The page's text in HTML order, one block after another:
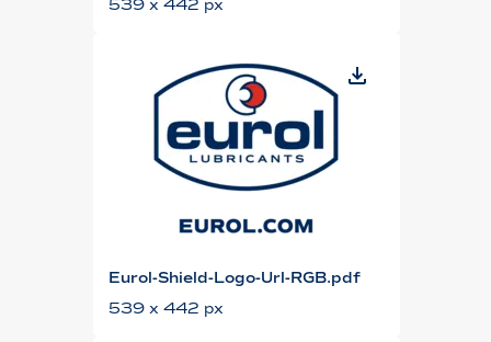
539 x 442 px
Eurol-Shield-Logo-Url-RGB.pdf
539 x 442 px